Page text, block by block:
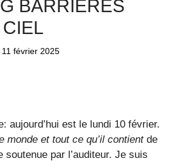
BARRIÈRES
11 février 2025
aujourd’hui est le lundi 10 février.
monde et tout ce qu’il contientde
soutenue par l’auditeur. Je suis